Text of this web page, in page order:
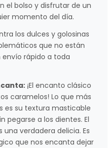
el bolso y disfrutar de un
momento del día.
los dulces y golosinas
que no están
envío rápido a toda
¡El encanto clásico
caramelos! Lo que más
es su textura masticable
pegarse a los dientes. El
verdadera delicia. Es
que nos encanta dejar